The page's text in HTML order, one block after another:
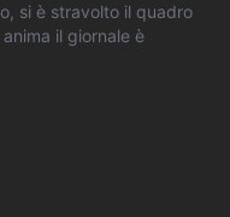
si è stravolto il quadro
il giornale è